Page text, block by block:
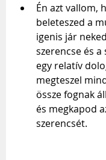
Én azt vallom,
beleteszed a
igenis jár
szerencse és a
egy relatív
megteszel
össze fognak
és megkapod
szerencsét.